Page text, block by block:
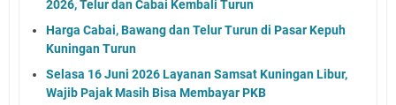
2026, Telur dan Cabai Kembali Turun
Harga Cabai, Bawang dan Telur Turun di Pasar Kepuh
Kuningan Turun
Selasa 16 Juni 2026 Layanan Samsat Kuningan Libur,
Wajib Pajak Masih Bisa Membayar PKB